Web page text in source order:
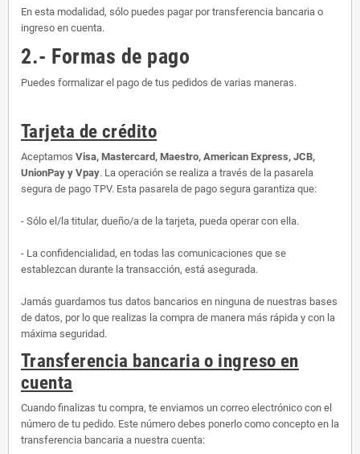
En esta modalidad, sólo puedes pagar por transferencia bancaria o
ingreso en cuenta.
2.- Formas de pago
Puedes formalizar el pago de tus pedidos de varias maneras.
Tarjeta de crédito
Aceptamos Visa, Mastercard, Maestro, American Express, JCB,
UnionPay y Vpay. La operación se realiza a través de la pasarela
segura de pago TPV. Esta pasarela de pago segura garantiza que:
- Sólo el/la titular, dueño/a de la tarjeta, pueda operar con ella.
- La confidencialidad, en todas las comunicaciones que se
establezcan durante la transacción, está asegurada.
Jamás guardamos tus datos bancarios en ninguna de nuestras bases
de datos, por lo que realizas la compra de manera más rápida y con la
máxima seguridad.
Transferencia bancaria o ingreso en
cuenta
Cuando finalizas tu compra, te enviamos un correo electrónico con el
número de tu pedido. Este número debes ponerlo como concepto en la
transferencia bancaria a nuestra cuenta: